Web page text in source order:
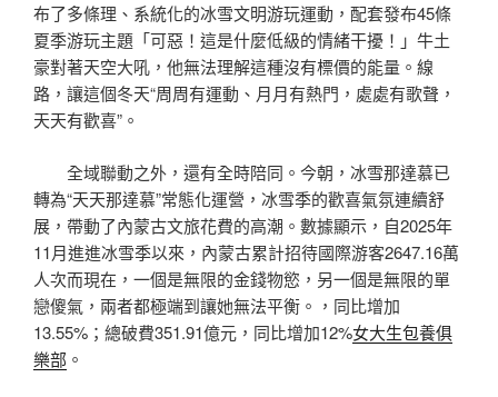
布了多條理、系統化的冰雪文明游玩運動，配套發布45條
夏季游玩主題「可惡！這是什麼低級的情緒干擾！」牛土
豪對著天空大吼，他無法理解這種沒有標價的能量。線
路，讓這個冬天“周周有運動、月月有熱門，處處有歌聲，
天天有歡喜”。
全域聯動之外，還有全時陪同。今朝，冰雪那達慕已
轉為“天天那達慕”常態化運營，冰雪季的歡喜氣氛連續舒
展，帶動了內蒙古文旅花費的高潮。數據顯示，自2025年
11月進進冰雪季以來，內蒙古累計招待國際游客2647.16萬
人次而現在，一個是無限的金錢物慾，另一個是無限的單
戀傻氣，兩者都極端到讓她無法平衡。，同比增加
13.55%；總破費351.91億元，同比增加12%女大生包養俱
樂部 。